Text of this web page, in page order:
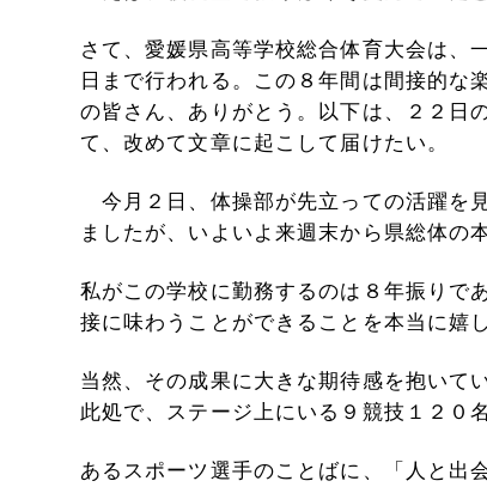
さて、愛媛県高等学校総合体育大会は、
日まで行われる。この８年間は間接的な
の皆さん、ありがとう。以下は、２２日
て、改めて文章に起こして届けたい。
今月２日、体操部が先立っての活躍を
ましたが、いよいよ来週末から県総体の
私がこの学校に勤務するのは８年振りで
接に味わうことができることを本当に嬉
当然、その成果に大きな期待感を抱いて
此処で、ステージ上にいる９競技１２０
あるスポーツ選手のことばに、「人と出